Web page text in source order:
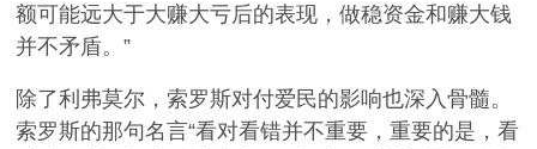
额可能远大于大赚大亏后的表现，做稳资金和赚大钱
并不矛盾。”
除了利弗莫尔，索罗斯对付爱民的影响也深入骨髓。
索罗斯的那句名言“看对看错并不重要，重要的是，看